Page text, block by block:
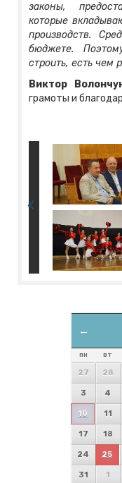
законы,
которые
производств.
бюджете.
строить, есть чем
Виктор
грамоты и
←
ПН ВТ
27 28
3 4
10 11
17 18
24 25
31 1